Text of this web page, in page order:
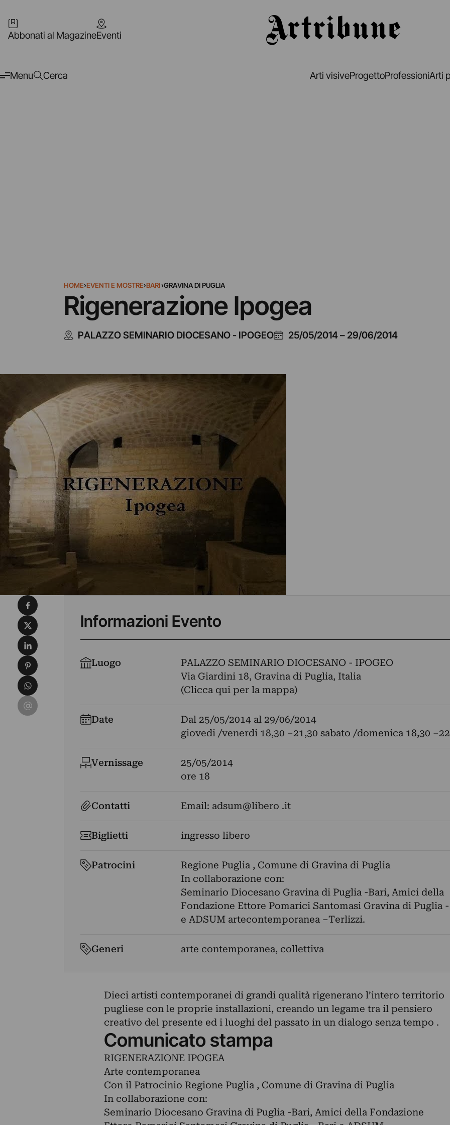
Abbonati al MagazineEventi
Menu Cerca Arti visiveProgettoProfessioniArti
HOME›EVENTI E MOSTRE›BARI›GRAVINA DI PUGLIA
Rigenerazione Ipogea
PALAZZO SEMINARIO DIOCESANO - IPOGEO 25/05/2014– 29/06/2014
Informazioni Evento
Luogo
PALAZZO SEMINARIO DIOCESANO - IPOGEO
Via Giardini 18, Gravina di Puglia, Italia
(Clicca qui per la mappa)
Date Dal 25/05/2014al 29/06/2014
giovedi /venerdi 18,30 –21,30 sabato /domenica 18,30 –22
Vernissage
25/05/2014
ore 18
Contatti Email: adsum@libero .it
Biglietti ingresso libero
Patrocini
Regione Puglia , Comune di Gravina di Puglia
In collaborazione con:
Seminario Diocesano Gravina di Puglia -Bari, Amici della
Fondazione Ettore Pomarici Santomasi Gravina di Puglia
e ADSUM artecontemporanea –Terlizzi.
Generi arte contemporanea, collettiva
Dieci artisti contemporanei di grandi qualità rigenerano l’intero territorio
pugliese con le proprie installazioni, creando un legame tra il pensiero
creativo del presente ed i luoghi del passato in un dialogo senza tempo .
Comunicato stampa
RIGENERAZIONE IPOGEA
Arte contemporanea
Con il Patrocinio Regione Puglia , Comune di Gravina di Puglia
In collaborazione con:
Seminario Diocesano Gravina di Puglia -Bari, Amici della Fondazione
Condividi su Facebook
Condividi su X
Condividi su LinkedIn
Condividi su Pinterest
Condividi su WhatsApp
Condividi su Email